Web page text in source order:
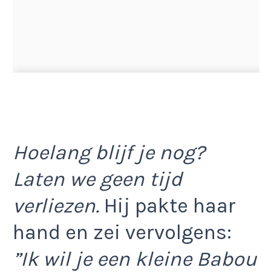
Hoelang blijf je nog?
Laten we geen tijd
verliezen. Hij pakte haar
hand en zei vervolgens:
”Ik wil je een kleine Babou